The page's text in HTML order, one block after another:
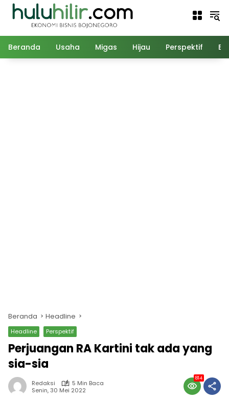
Langsung
Beranda Usaha Migas Hijau Perspektif
Beranda Headline
Headline Perspektif
Perjuangan RA Kartini tak ada yang
sia-sia
Redaksi
5 Min Baca
Senin, 30 Mei 2022
814